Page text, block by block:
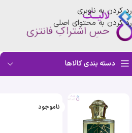
رد کردن به ناوبری
رد کردن به محتوای اصلی
دسته بندی کالاها
خانه فروشگاه»
ناموجود